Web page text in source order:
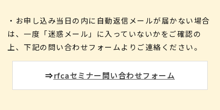
・お申し込み当日の内に自動返信メールが届かない場合
は、一度「迷惑メール」に入っていないかをご確認の
上、下記の問い合わせフォームよりご連絡ください。
⇒rfcaセミナー問い合わせフォーム